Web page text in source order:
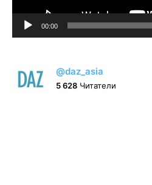
00:00
@daz_asia
5 628 Читатели